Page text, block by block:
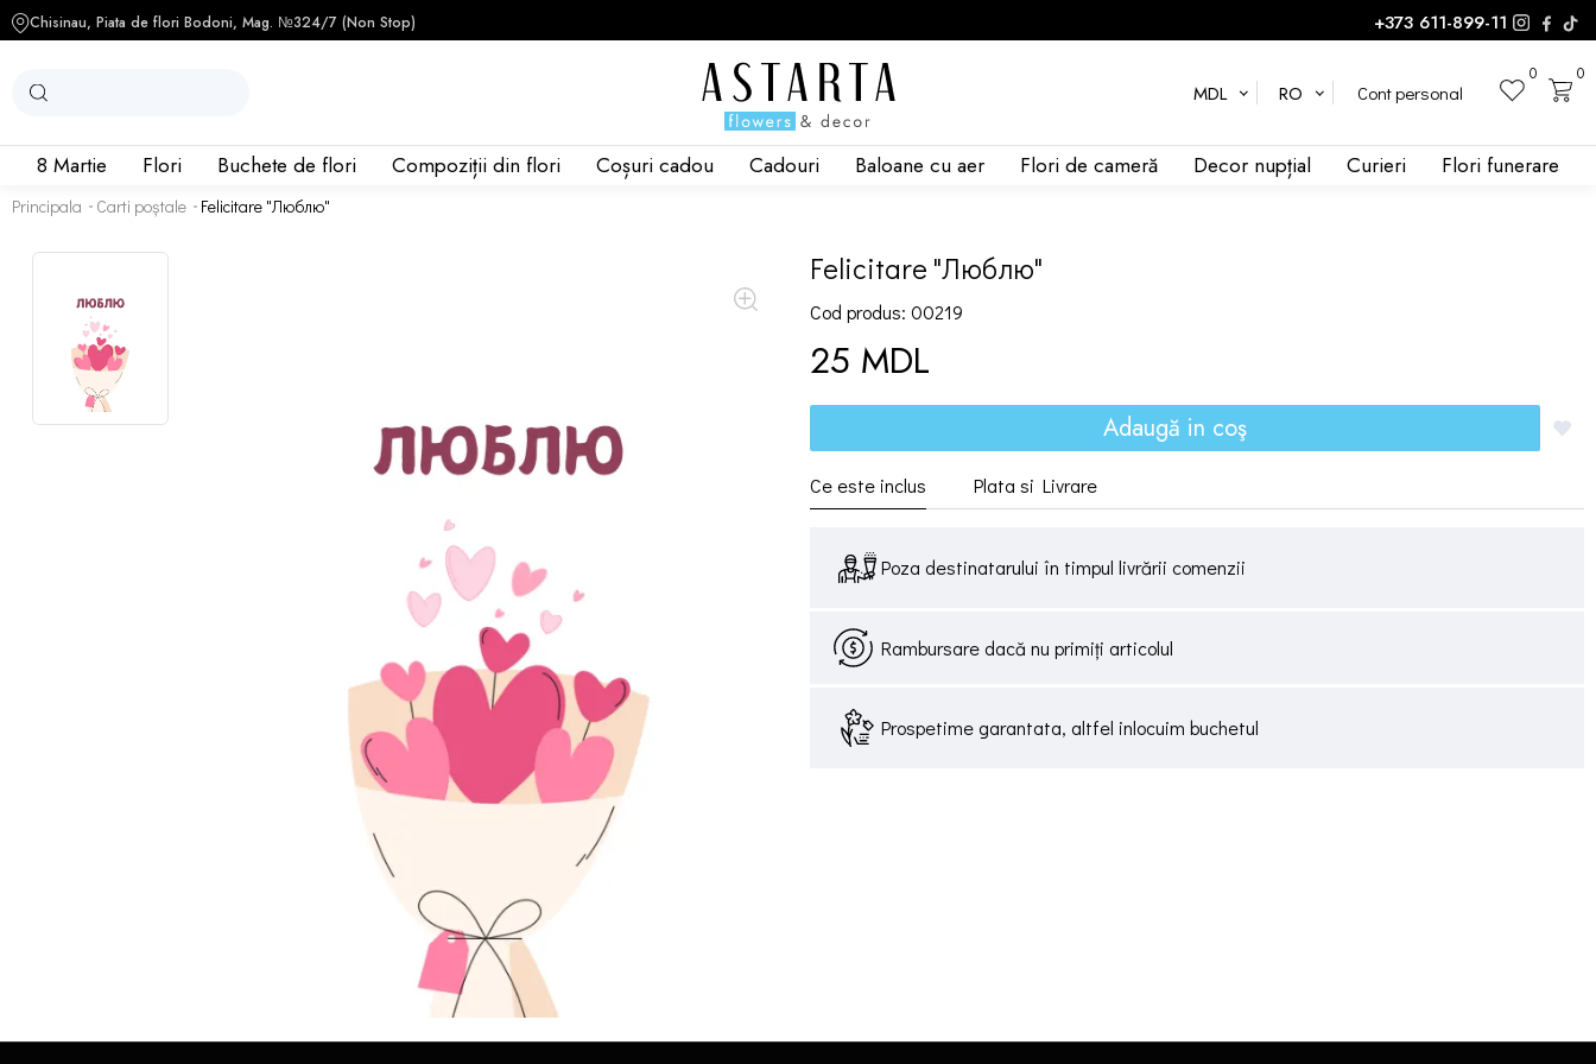
Chisinau, Piata de flori Bodoni, Mag. №324/7 (Non Stop) +373 611-899-11
MDL RO Cont personal
0 0
8 Martie Flori Buchete de flori Compoziții din flori Coșuri cadou Cadouri Baloane cu aer Flori de cameră Decor nupțial Curieri Flori funerare
Principala Carti poștale Felicitare "Люблю"
Felicitare "Люблю"
Cod produs: 00219
25 MDL
Adaugă in coş
Ce este inclus Plata si Livrare
Poza destinatarului în timpul livrării comenzii
Rambursare dacă nu primiți articolul
Prospetime garantata, altfel inlocuim buchetul